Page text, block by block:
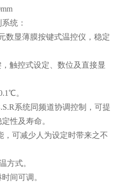
统：
数显薄膜按键式温控仪，稳定
触控式设定、数位及直接显
。
系统同频道协调控制，可提
性及寿命。
，可减少人为设定时带来之不
方式。
间可调。